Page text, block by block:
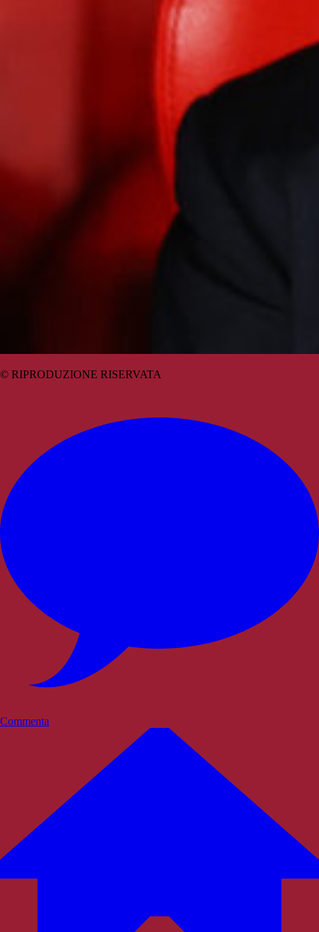
© RIPRODUZIONE RISERVATA
Commenta